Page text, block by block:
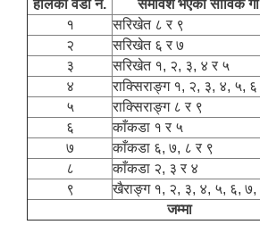
हालको वडा नं.
समावेश भएका साविक
१
सरिखेत ८ र ९
२
सरिखेत ६ र ७
३
सरिखेत १, २, ३, ४ र ५
४
राक्सिराङ्ग १, २, ३, ४, ५,
५
राक्सिराङ्ग ८ र ९
६
काँकडा १ र ५
७
काँकडा ६, ७, ८ र ९
८
काँकडा २, ३ र ४
९
खैराङ्ग १, २, ३, ४, ५, ६, ७,
जम्मा